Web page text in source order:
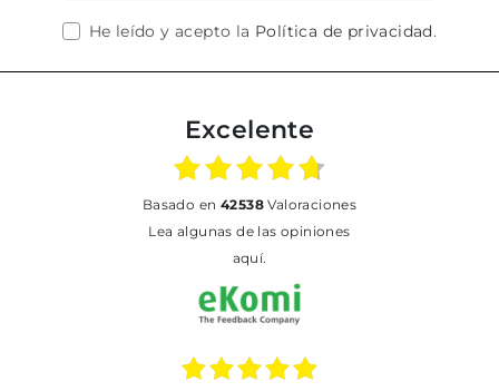
He leído y acepto la Política de privacidad.
Excelente
basado en 42538Valoraciones
Lea algunas de las opiniones
aquí.